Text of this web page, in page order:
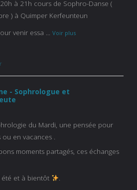
à 21h cours de Sophro-Danse (
) à Quimper Kerfeunteun
venir essa ... Voir plus
- Sophrologue et
du Mardi, une pensée pour
ou en vacances .
moments partagés, ces échanges
été et à bientôt
.